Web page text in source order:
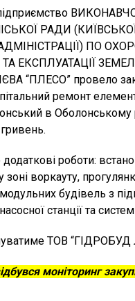
РАДИ
ПО
ЕКСПЛУАТАЦІЇ
“ПЛЕСО” провело
ремонт
в Оболонському
гривень.
роботи:
зоні воркауту,
будівель з
станції та
ТОВ “ГІДРОБУД
моніторинг